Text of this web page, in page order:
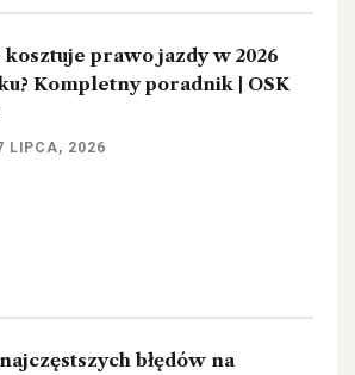
prawo jazdy w 2026
Kompletny poradnik | OSK
LIPCA, 2026
błędów na